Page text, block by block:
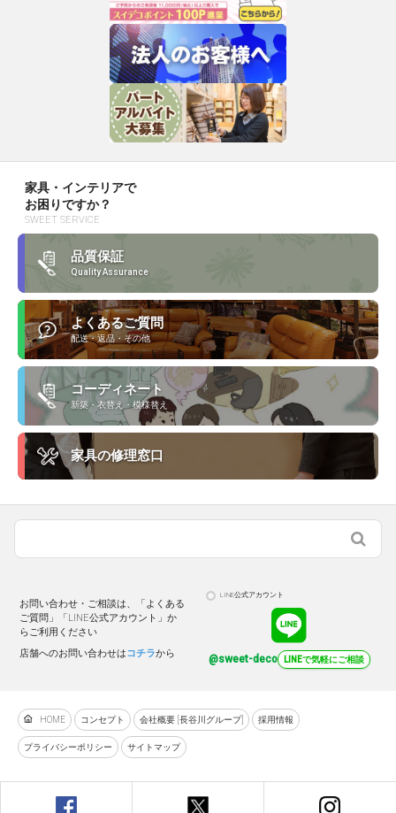
家具・インテリアで
お困りですか？
SWEET SERVICE
品質保証
Quality Assurance
よくあるご質問
配送・返品・その他
コーディネート
新築・衣替え・模様替え
家具の修理窓口
お問い合わせ・ご相談は、「よくある
ご質問」「LINE公式アカウント」か
らご利用ください
店舗へのお問い合わせはコチラから
LINE公式アカウント
@sweet-deco LINEで気軽にご相談
HOME コンセプト 会社概要 [長谷川グループ] 採用情報
プライバシーポリシー サイトマップ